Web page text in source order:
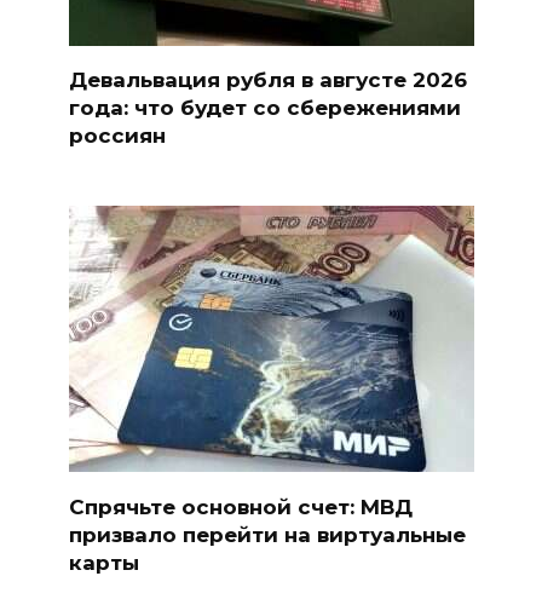
Девальвация рубля в августе 2026
года: что будет со сбережениями
россиян
Спрячьте основной счет: МВД
призвало перейти на виртуальные
карты